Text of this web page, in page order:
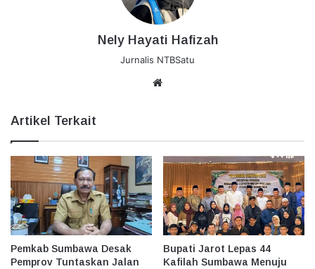
Nely Hayati Hafizah
Jurnalis NTBSatu
Artikel Terkait
Pemkab Sumbawa Desak
Pemprov Tuntaskan Jalan
Bupati Jarot Lepas 44
Kafilah Sumbawa Menuju